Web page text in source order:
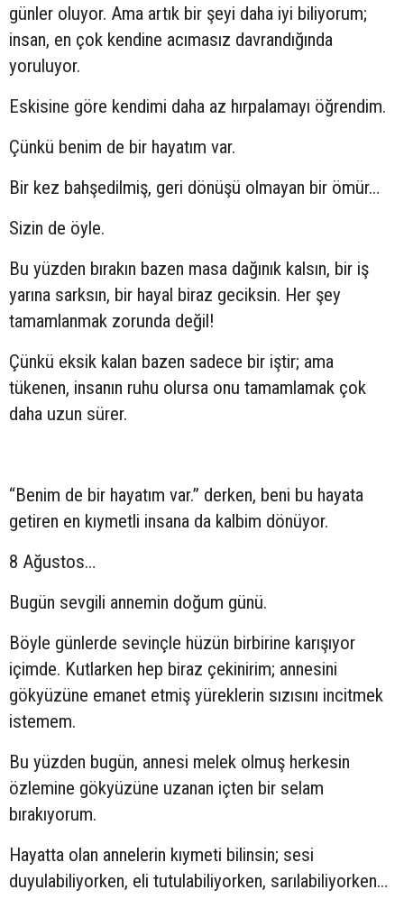
günler oluyor. Ama artık bir şeyi daha iyi biliyorum;
insan, en çok kendine acımasız davrandığında
yoruluyor.
Eskisine göre kendimi daha az hırpalamayı öğrendim.
Çünkü benim de bir hayatım var.
Bir kez bahşedilmiş, geri dönüşü olmayan bir ömür…
Sizin de öyle.
Bu yüzden bırakın bazen masa dağınık kalsın, bir iş
yarına sarksın, bir hayal biraz geciksin. Her şey
tamamlanmak zorunda değil!
Çünkü eksik kalan bazen sadece bir iştir; ama
tükenen, insanın ruhu olursa onu tamamlamak çok
daha uzun sürer.
“Benim de bir hayatım var.” derken, beni bu hayata
getiren en kıymetli insana da kalbim dönüyor.
8 Ağustos…
Bugün sevgili annemin doğum günü.
Böyle günlerde sevinçle hüzün birbirine karışıyor
içimde. Kutlarken hep biraz çekinirim; annesini
gökyüzüne emanet etmiş yüreklerin sızısını incitmek
istemem.
Bu yüzden bugün, annesi melek olmuş herkesin
özlemine gökyüzüne uzanan içten bir selam
bırakıyorum.
Hayatta olan annelerin kıymeti bilinsin; sesi
duyulabiliyorken, eli tutulabiliyorken, sarılabiliyorken…